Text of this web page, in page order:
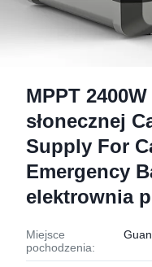
MPPT
słonecznej
Supply For
Emergency
elektrownia
Miejsce
pochodzenia: